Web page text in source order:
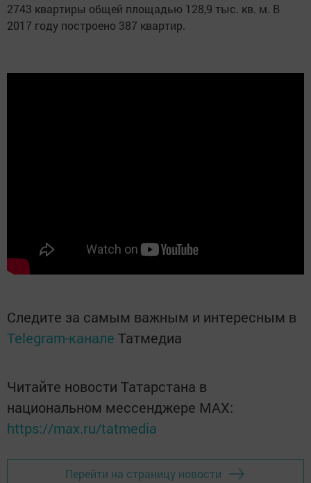
2743 квартиры общей площадью 128,9 тыс. кв. м. В
2017 году построено 387 квартир.
Следите за самым важным и интересным в
Telegram-канале Татмедиа
Читайте новости Татарстана в
национальном мессенджере MАХ:
https://max.ru/tatmedia
Перейти на страницу новости